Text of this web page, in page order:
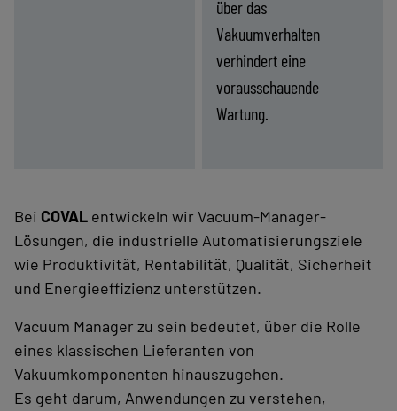
Umwelt)
über das
Vakuumverhalten
verhindert eine
vorausschauende
Wartung.
Finden Sie die passende
Bei COVAL entwickeln wir Vacuum-Manager-
Lösungen, die industrielle Automatisierungsziele
wie Produktivität, Rentabilität, Qualität, Sicherheit
und Energieeffizienz unterstützen.
Vacuum Manager zu sein bedeutet, über die Rolle
eines klassischen Lieferanten von
Vakuumkomponenten hinauszugehen.
Es geht darum, Anwendungen zu verstehen,